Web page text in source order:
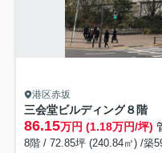
港区赤坂
三会堂ビルディング８階
86.15万円 (1.18万円/坪)
8階 / 72.85坪 (240.84㎡) /築